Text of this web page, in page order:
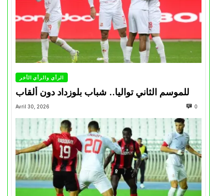
الرأي والرأي الأخر
للموسم الثاني تواليا.. شباب بلوزداد دون ألقاب
Avril 30, 2026 0